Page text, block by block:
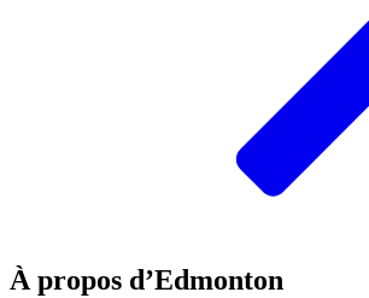
À propos d’Edmonton